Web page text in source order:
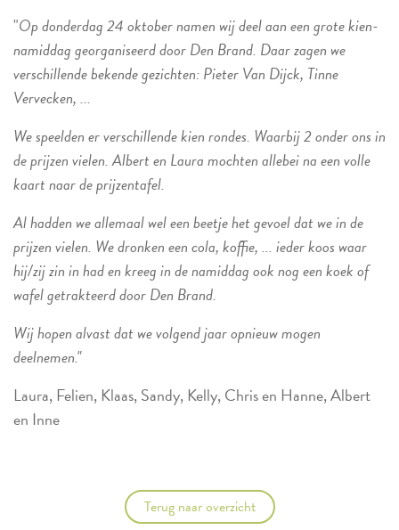
"Op donderdag 24 oktober namen wij deel aan een grote kien-
namiddag georganiseerd door Den Brand. Daar zagen we
verschillende bekende gezichten: Pieter Van Dijck, Tinne
Vervecken, ...
We speelden er verschillende kien rondes. Waarbij 2 onder ons in
de prijzen vielen. Albert en Laura mochten allebei na een volle
kaart naar de prijzentafel.
Al hadden we allemaal wel een beetje het gevoel dat we in de
prijzen vielen. We dronken een cola, koffie, ... ieder koos waar
hij/zij zin in had en kreeg in de namiddag ook nog een koek of
wafel getrakteerd door Den Brand.
Wij hopen alvast dat we volgend jaar opnieuw mogen
deelnemen."
Laura, Felien, Klaas, Sandy, Kelly, Chris en Hanne, Albert
en Inne
Terug naar overzicht